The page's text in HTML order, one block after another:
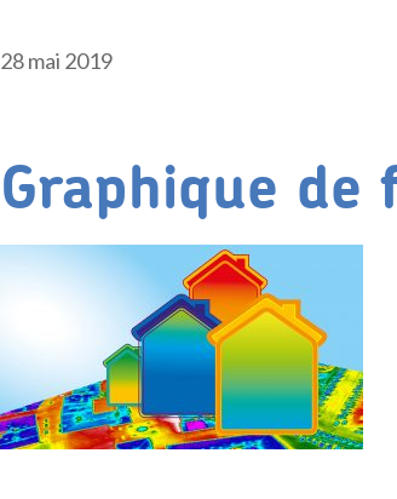
28 mai 2019
Graphique de